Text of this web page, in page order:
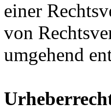
einer
von
umgehend